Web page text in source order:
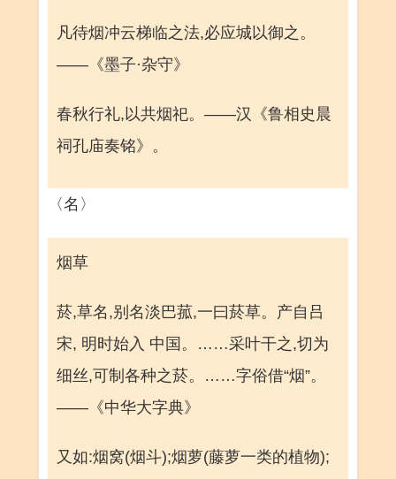
凡待烟冲云梯临之法,必应城以御之。
——《墨子·杂守》
春秋行礼,以共烟祀。——汉《鲁相史晨
祠孔庙奏铭》。
〈名〉
烟草
菸,草名,别名淡巴菰,一曰菸草。产自吕
宋, 明时始入 中国。……采叶干之,切为
细丝,可制各种之菸。……字俗借“烟”。
——《中华大字典》
又如:烟窝(烟斗);烟萝(藤萝一类的植物);